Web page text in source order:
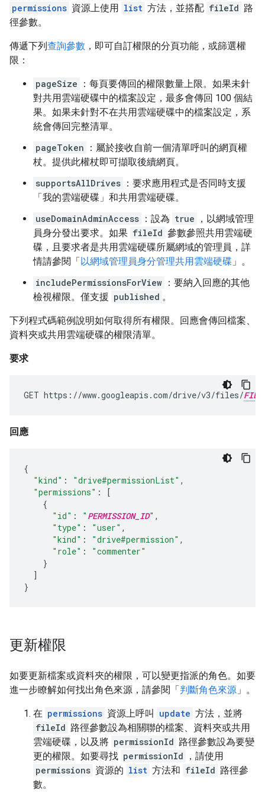
permissions 資源上使用 list 方法，並搭配 fileId 路
徑參數。
傳遞下列查詢參數 ，即可自訂權限的分頁功能，或篩選權
限：
pageSize
：每頁要傳回的權限數量上限。如果未針
對共用雲端硬碟中的檔案設定，最多會傳回 100 個結
果。如果未針對不在共用雲端硬碟中的檔案設定，系
統會傳回完整清單。
pageToken
：屬於接收自前一個清單呼叫的網頁權
杖。提供此權杖即可擷取後續網頁。
supportsAllDrives ：要求應用程式是否同時支援
「我的雲端硬碟」和共用雲端硬碟。
useDomainAdminAccess ：設為 true
，以網域管理
員身分發出要求。如果 fileId 參數參照共用雲端硬
碟，且要求者是共用雲端硬碟所屬網域的管理員，詳
情請參閱「以網域管理員身分管理共用雲端硬碟 」。
includePermissionsForView ：要納入回應的其他
檢視權限。僅支援 published 。
下列程式碼範例說明如何取得所有權限。回應會傳回檔案、
資料夾或共用雲端硬碟的權限清單。
要求
GET https://www.googleapis.com/drive/v3/files/
回應
{
"kind" : "drive#permissionList" ,
"permissions" :
[
{
"id" : " PERMISSION_ID" ,
"type" : "user" ,
"kind" : "drive#permission" ,
"role" :
"commenter"
}
]
}
更新權限
如要更新檔案或資料夾的權限，可以變更指派的角色。如要
進一步瞭解如何找出角色來源，請參閱「判斷角色來源 」。
在 permissions 資源上呼叫 update 方法，並將
fileId 路徑參數設為相關聯的檔案、資料夾或共用
雲端硬碟，以及將 permissionId 路徑參數設為要變
更的權限。如要尋找 permissionId
，請使用
permissions 資源的 list 方法和 fileId 路徑參
數。